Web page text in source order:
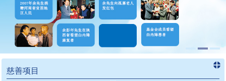
慈善项目
进入慈